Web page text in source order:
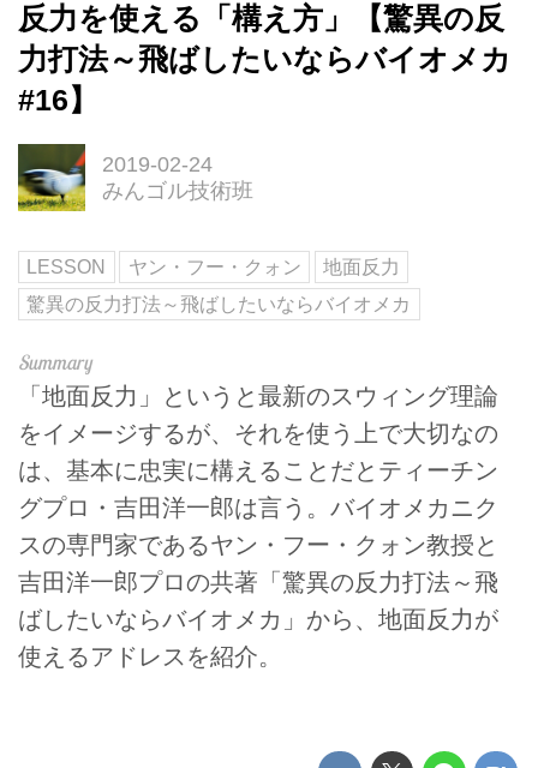
反力を使える「構え方」【驚異の反
力打法～飛ばしたいならバイオメカ
#16】
2019-02-24
みんゴル技術班
LESSON ヤン・フー・クォン
地面反力
驚異の反力打法～飛ばしたいならバイオメカ
「地面反力」というと最新のスウィング理論
をイメージするが、それを使う上で大切なの
は、基本に忠実に構えることだとティーチン
グプロ・吉田洋一郎は言う。バイオメカニク
スの専門家であるヤン・フー・クォン教授と
吉田洋一郎プロの共著「驚異の反力打法～飛
ばしたいならバイオメカ」から、地面反力が
使えるアドレスを紹介。